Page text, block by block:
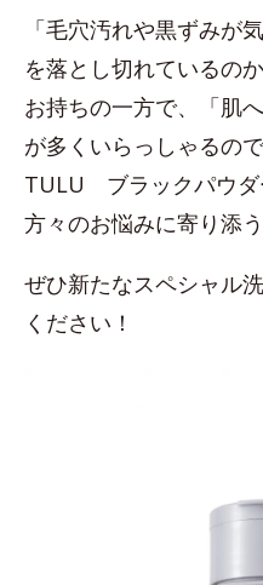
「毛穴汚れや黒ずみが
を落とし切れているの
お持ちの一方で、「肌
が多くいらっしゃるの
TULU ブラックパウダ
方々のお悩みに寄り添う
ぜひ新たなスペシャル
ください！